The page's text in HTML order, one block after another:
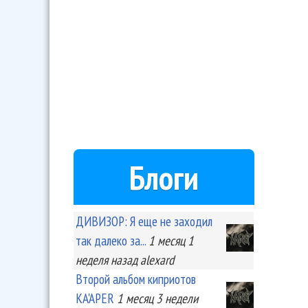
Блоги
ДИВИЗОР: Я еще не заходил
так далеко за... 1 месяц 1
неделяназад alexard
Второй альбом киприотов
KA'APER 1 месяц 3 недели